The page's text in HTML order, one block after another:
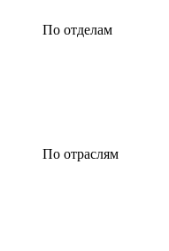
По отделам
По отраслям